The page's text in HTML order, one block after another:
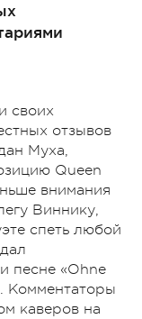
своих
отзывов
Муха,
Queen
внимания
Виннику,
спеть любой
песне «Ohne
Комментаторы
каверов на